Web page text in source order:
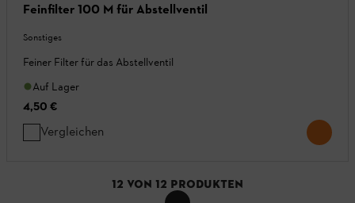
Feinfilter 100 M für Abstellventil
Sonstiges
Feiner Filter für das Abstellventil
Auf Lager
4,50 €
Vergleichen
12 VON 12 PRODUKTEN